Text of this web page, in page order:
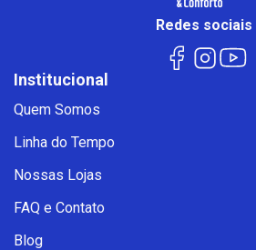
Redes sociais
Institucional
Quem Somos
Linha do Tempo
Nossas Lojas
FAQ e Contato
Blog